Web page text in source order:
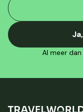
Al meer